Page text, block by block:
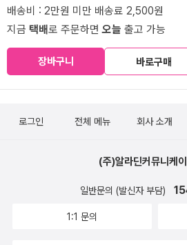
배송비 : 2만원 미만 배송료 2,500원
지금 택배로 주문하면오늘 출고 가능
장바구니 바로구매
로그인 전체 메뉴 회사 소개
(주)알라딘커뮤니케
일반문의 (발신자 부담)
1:1 문의